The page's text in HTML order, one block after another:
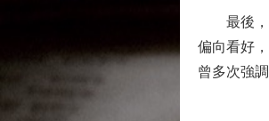
最後，提
偏向看好
曾多次強